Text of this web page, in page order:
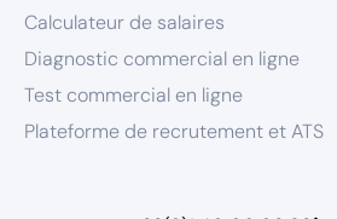
Calculateur de salaires
Diagnostic commercial en ligne
Test commercial en ligne
Plateforme de recrutement et ATS